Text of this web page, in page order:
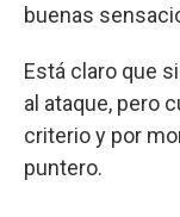
buenas
Está claro que
al ataque, pero
criterio y por
puntero.